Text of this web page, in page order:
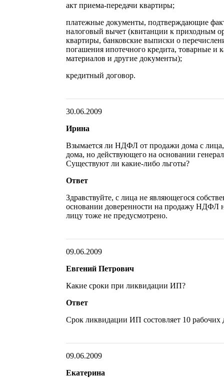
акт приема-передачи квартиры;
платежные документы, подтверждающие
налоговый вычет (квитанции к приходным
квартиры, банковские выписки о
погашения ипотечного кредита, товарные и
материалов и другие документы);
кредитный договор.
30.06.2009
Ирина
Взымается ли НДФЛ от продажи дома с
дома, но действующего на основании
Существуют ли какие-либо льготы?
Ответ
Здравствуйте, с лица не являющегося
основании доверенности на продажу НДФЛ
лицу тоже не предусмотрено.
09.06.2009
Евгений Петрович
Какие сроки при ликвидации ИП?
Ответ
Срок ликвидации ИП состовляет 10 рабочих
09.06.2009
Екатерина